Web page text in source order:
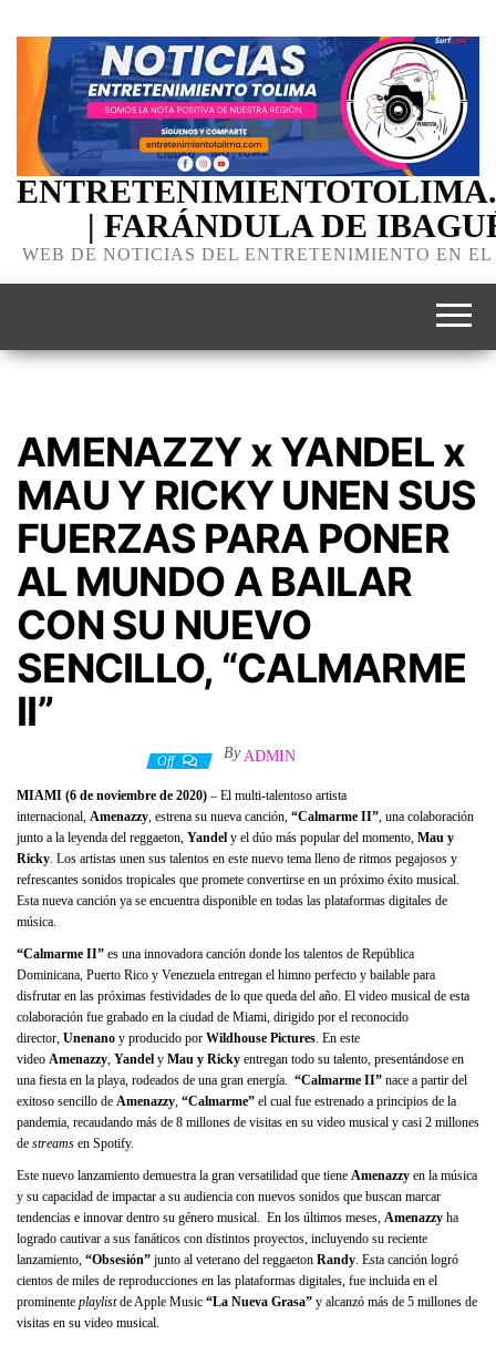
| FARÁNDULA DE
WEB DE NOTICIAS DEL ENTRETENIMIENTO EN
AMENAZZY x YANDEL x
MAU Y RICKY UNEN SUS
FUERZAS PARA PONER
AL MUNDO A BAILAR
CON SU NUEVO
SENCILLO, “CALMARME
II”
Off By ADMIN
MIAMI (6 de noviembre de 2020) – El multi-talentoso artista
internacional, Amenazzy , estrena su nueva canción, “Calmarme II” , una colaboración
junto a la leyenda del reggaeton, Yandel y el dúo más popular del momento, Mau y
Ricky . Los artistas unen sus talentos en este nuevo tema lleno de ritmos pegajosos y
refrescantes sonidos tropicales que promete convertirse en un próximo éxito musical.
Esta nueva canción ya se encuentra disponible en todas las plataformas digitales de
música.
“Calmarme II” es una innovadora canción donde los talentos de República
Dominicana, Puerto Rico y Venezuela entregan el himno perfecto y bailable para
disfrutar en las próximas festividades de lo que queda del año. El video musical de esta
colaboración fue grabado en la ciudad de Miami, dirigido por el reconocido
director, Unenano y producido por Wildhouse Pictures . En este
video Amenazzy Yandel y Mau y Ricky entregan todo su talento, presentándose en
una fiesta en la playa, rodeados de una gran energía. “Calmarme II” nace a partir del
exitoso sencillo de Amenazzy “Calmarme” el cual fue estrenado a principios de la
pandemia, recaudando más de 8 millones de visitas en su video musical y casi 2 millones
de streams en Spotify.
Este nuevo lanzamiento demuestra la gran versatilidad que tiene Amenazzy en la música
y su capacidad de impactar a su audiencia con nuevos sonidos que buscan marcar
tendencias e innovar dentro su género musical. En los últimos meses, Amenazzy ha
logrado cautivar a sus fanáticos con distintos proyectos, incluyendo su reciente
lanzamiento, “Obsesión” junto al veterano del reggaeton Randy . Esta canción logró
cientos de miles de reproducciones en las plataformas digitales, fue incluida en el
prominente playlistde Apple Music “La Nueva Grasa” y alcanzó más de 5 millones de
visitas en su video musical.